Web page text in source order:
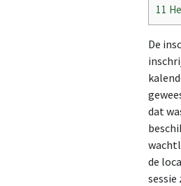
11
De
dat
de
sessie